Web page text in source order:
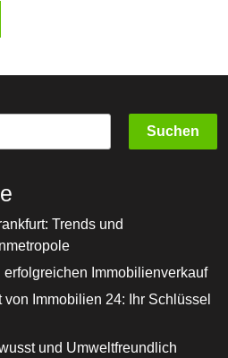
Suchen
Trends und
Immobilienverkauf
Immobilien 24: Ihr Schlüssel
und Umweltfreundlich